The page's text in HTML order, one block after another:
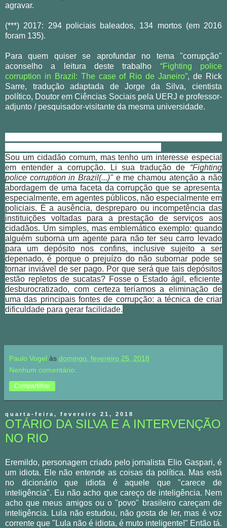
agravar.
(***) 2017: 294 policiais baleados, 134 mortos (em 2016
foram 135).
Para quem quiser se aprofundar no tema "corrupção"
aconselho a leitura deste trabalho “Fighting police
corruption in Brazil: The case of Rio de Janeiro”, de Rick
Sarre, tradução adaptada de Jorge da Silva, cientista
político, Doutor em Ciências Sociais pela UERJ e professor-
adjunto / pesquisador-visitante da mesma universidade.
Sou um cidadão comum, mas tenho um interesse especial
em entender a corrupção. Li sua tradução de “Fighting
police corruption in Brazil(...)"e me chamou atenção a não
abordagem de uma faceta da corrupção que se apresenta,
especialmente, em agentes públicos, não especialmente em
policiais. É a ausência, despreparo ou incompetência das
instituições voltadas para a prestação de serviços aos
cidadãos. Um simples, mas emblemático exemplo: quando
alguém suborna um agente para não ter seu carro levado
para um depósito nos confins, inclusive sujeito a ser
depenado, é porque o prejuízo do não subornar pode se
tornar inviável de ser pago. Por que será que tais depósitos
estão repletos de sucatas? Fosse o Estado ágil, eficiente,
desburocratizado, com certeza teríamos a eliminação de
uma das principais fontes de corrupção: a técnica de criar
dificuldade para gerar facilidade.
Paulo Vogel às domingo, fevereiro 25, 2018
Nenhum comentário:
Compartilhar
quarta-feira, fevereiro 21, 2018
OTÁRIO DA SILVA E A INTERVENÇÃO
NO RIO
Eremildo, personagem criado pelo jornalista Elio Gaspari, é
um idiota. Ele não entende as coisas da política. Mas está
no dicionário que idiota é aquele que "carece de
inteligência". Eu não acho que careço de inteligência. Nem
acho que meus amigos ou o "povo" brasileiro careçam de
inteligência. Lula não estudou, não gosta de ler, mas é voz
corrente que "Lula não é idiota, é muto inteligente!" Então tá.